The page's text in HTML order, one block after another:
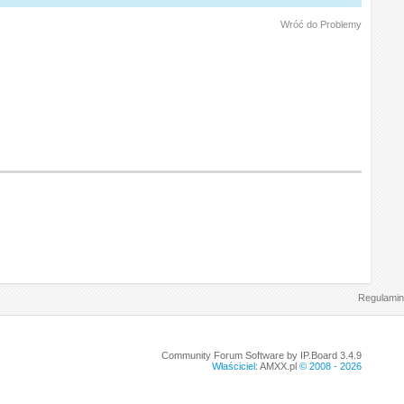
Wróć do Problemy
Regulamin
Community Forum Software by IP.Board 3.4.9
Właściciel: AMXX.pl© 2008 - 2026